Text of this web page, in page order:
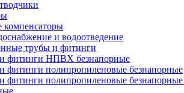
компенсаторы
и водоотведение
трубы и фитинги
фитинги НПВХ безнапорные
фитинги полипропиленовые безнапорные
фитинги полипропиленовые